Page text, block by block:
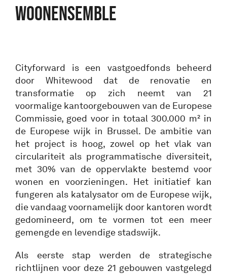
woonensemble
Cityforward is een vastgoedfonds beheerd
door Whitewood dat de renovatie en
transformatie op zich neemt van 21
voormalige kantoorgebouwen van de Europese
Commissie, goed voor in totaal 300.000 m² in
de Europese wijk in Brussel. De ambitie van
het project is hoog, zowel op het vlak van
circulariteit als programmatische diversiteit,
met 30% van de oppervlakte bestemd voor
wonen en voorzieningen. Het initiatief kan
fungeren als katalysator om de Europese wijk,
die vandaag voornamelijk door kantoren wordt
gedomineerd, om te vormen tot een meer
gemengde en levendige stadswijk.
Als eerste stap werden de strategische
richtlijnen voor deze 21 gebouwen vastgelegd